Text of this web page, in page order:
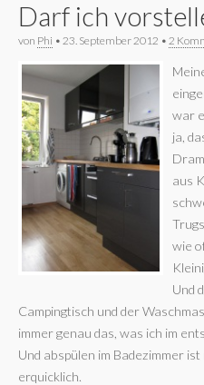
Darf ich
von Phi • 23. September 2012 • 2
war
ja,
aus
wie
Und
Campingtisch und der
immer genau das, was ich im
Und abspülen im Badezimmer
erquicklich.